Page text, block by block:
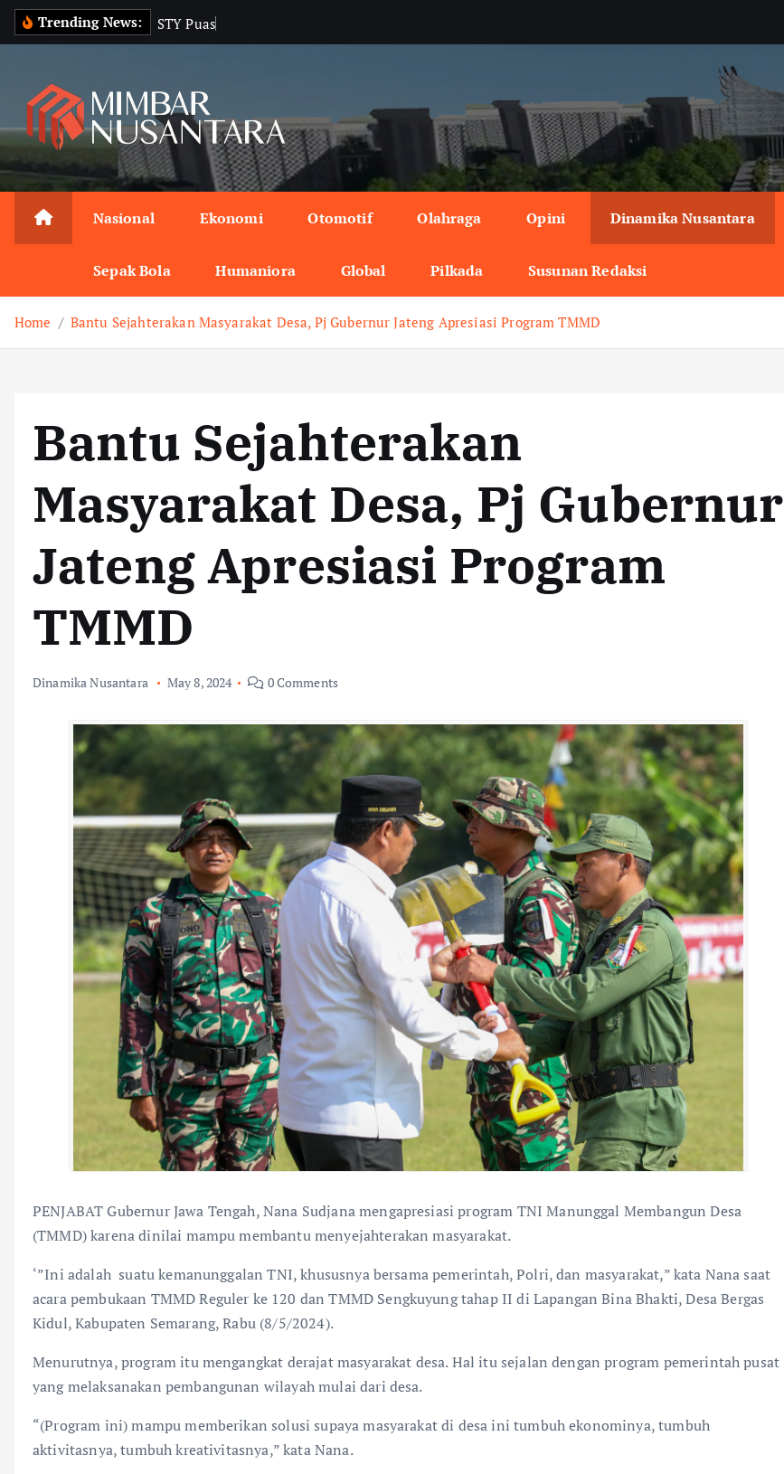
o
Trending News: STY Puas
Nasional Ekonomi Otomotif Olahraga Opini Dinamika Nusantara
Sepak Bola Humaniora Global Pilkada Susunan Redaksi
Home Bantu Sejahterakan Masyarakat Desa, Pj Gubernur Jateng Apresiasi Program TMMD
Bantu Sejahterakan
Masyarakat Desa, Pj Gubernur
Jateng Apresiasi Program
TMMD
Dinamika Nusantara May 8, 2024 0 Comments
PENJABAT Gubernur Jawa Tengah, Nana Sudjana mengapresiasi program TNI Manunggal Membangun Desa
(TMMD) karena dinilai mampu membantu menyejahterakan masyarakat.
‘”Ini adalah suatu kemanunggalan TNI, khususnya bersama pemerintah, Polri, dan masyarakat,” kata Nana saat
acara pembukaan TMMD Reguler ke 120 dan TMMD Sengkuyung tahap II di Lapangan Bina Bhakti, Desa Bergas
Kidul, Kabupaten Semarang, Rabu (8/5/2024).
Menurutnya, program itu mengangkat derajat masyarakat desa. Hal itu sejalan dengan program pemerintah pusat
yang melaksanakan pembangunan wilayah mulai dari desa.
“(Program ini) mampu memberikan solusi supaya masyarakat di desa ini tumbuh ekonominya, tumbuh
aktivitasnya, tumbuh kreativitasnya,” kata Nana.